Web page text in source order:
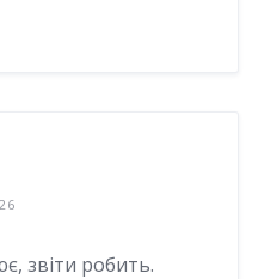
звіти робить.